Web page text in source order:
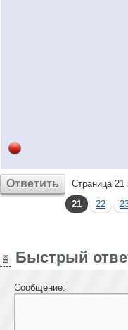
Ответить Страница 21
21
22
Быстрый
Сообщение: